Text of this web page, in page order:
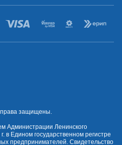
права защищены.
Администрации Ленинского
в Едином государственном регистре
предпринимателей. Свидетельство